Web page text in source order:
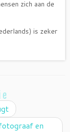
zich aan de
is zeker
en